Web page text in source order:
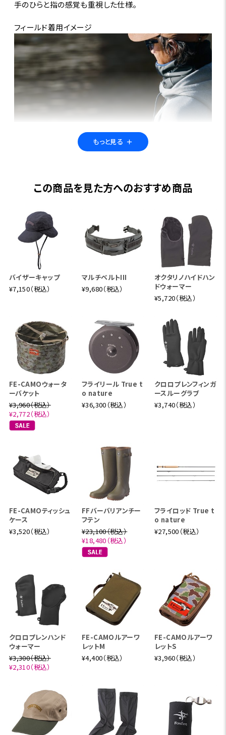
手のひらと指の感覚も重視した仕様。
フィールド着用イメージ
もっと見る ＋
この商品を見た方へのおすすめ商品
バイザーキャップ
¥7,150（税込）
マルチベルトIII
¥9,680（税込）
オクタリノハイドハン
ドウォーマー
¥5,720（税込）
FE-CAMOウォータ
ーバケット
¥3,960（税込）
¥2,772（税込）
フライリール True t
o nature
¥36,300（税込）
クロロプレンフィンガ
ースルーグラブ
¥3,740（税込）
FE-CAMOティッシュ
ケース
¥3,520（税込）
FFバーバリアンチー
フテン
¥23,100（税込）
¥18,480（税込）
フライロッド True t
o nature
¥27,500（税込）
クロロプレンハンド
ウォーマー
¥3,300（税込）
¥2,310（税込）
FE-CAMOルアーワ
レットM
¥4,400（税込）
FE-CAMOルアーワ
レットS
¥3,960（税込）